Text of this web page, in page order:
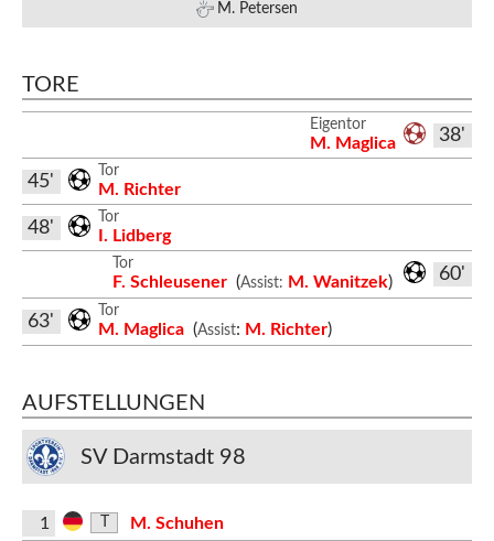
M. Petersen
TORE
38'
Eigentor
M. Maglica
Tor
M. Richter
45'
Tor
I. Lidberg
48'
60'
Tor
F. Schleusener (Assist: M. Wanitzek)
Tor
M. Maglica (Assist: M. Richter)
63'
AUFSTELLUNGEN
SV Darmstadt 98
1
M. Schuhen